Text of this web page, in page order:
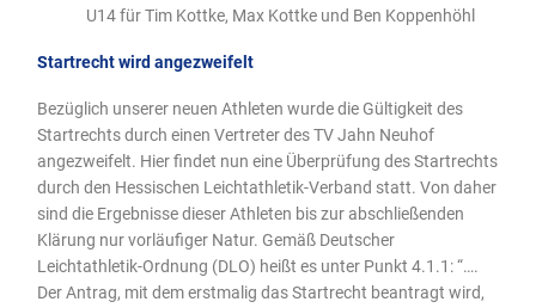
U14 für Tim Kottke, Max Kottke und Ben Koppenhöhl
Startrecht wird angezweifelt
Bezüglich unserer neuen Athleten wurde die Gültigkeit des
Startrechts durch einen Vertreter des TV Jahn Neuhof
angezweifelt. Hier findet nun eine Überprüfung des Startrechts
durch den Hessischen Leichtathletik-Verband statt. Von daher
sind die Ergebnisse dieser Athleten bis zur abschließenden
Klärung nur vorläufiger Natur. Gemäß Deutscher
Leichtathletik-Ordnung (DLO) heißt es unter Punkt 4.1.1: “….
Der Antrag, mit dem erstmalig das Startrecht beantragt wird,